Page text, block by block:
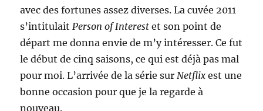
avec des fortunes assez diverses. La cuvée 2011
s’intitulaitPerson of Interest et son point de
départ me donna envie de m’y intéresser. Ce fut
le début de cinq saisons, ce qui est déjà pas mal
pour moi. L’arrivée de la série surNetflix est une
bonne occasion pour que je la regarde à
nouveau.